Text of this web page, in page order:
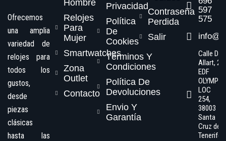
Ofrecemos
una amplia
variedad de
relojes para
todos los
gustos,
desde
piezas
clásicas
hasta las
Hombre
Relojes
Para
Mujer
Smartwatches
Zona
Outlet
Contacto
Privacidad
Política
De
Cookies
Términos Y
Condiciones
Política De
Devoluciones
Envio Y
Garantía
Contraseña
Perdida
Salir
597
575
Calle Dr.
Allart, 2,
EDF
OLYMPO
LOC
254,
38003
Santa
Cruz de
Tenerife